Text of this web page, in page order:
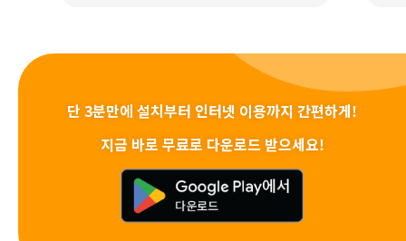
단 3분만에 설치부터 인터넷 이용까지 간편하게!
지금 바로 무료로 다운로드 받으세요!